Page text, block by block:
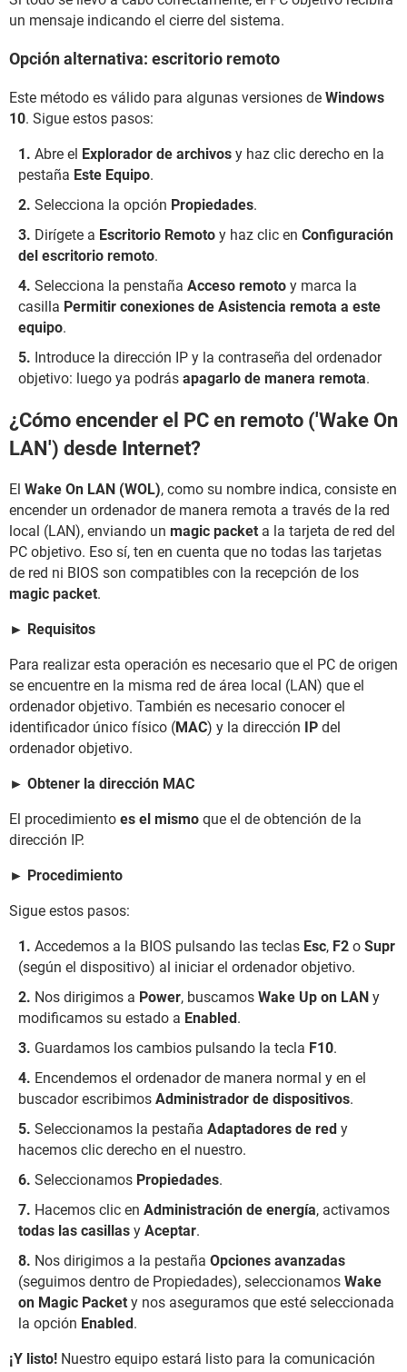
un mensaje indicando el cierre del sistema.
Opción alternativa: escritorio remoto
Este método es válido para algunas versiones de Windows
10. Sigue estos pasos:
Abre el Explorador de archivos y haz clic derecho en la
pestaña Este Equipo.
Selecciona la opción Propiedades.
Dirígete a Escritorio Remoto y haz clic en Configuración
del escritorio remoto.
Selecciona la penstaña Acceso remoto y marca la
casilla Permitir conexiones de Asistencia remota a este
equipo.
Introduce la dirección IP y la contraseña del ordenador
objetivo: luego ya podrás apagarlo de manera remota.
¿Cómo encender el PC en remoto ('Wake On
LAN') desde Internet?
El Wake On LAN (WOL), como su nombre indica, consiste en
encender un ordenador de manera remota a través de la red
local (LAN), enviando un magic packet a la tarjeta de red del
PC objetivo. Eso sí, ten en cuenta que no todas las tarjetas
de red ni BIOS son compatibles con la recepción de los
magic packet.
► Requisitos
Para realizar esta operación es necesario que el PC de origen
se encuentre en la misma red de área local (LAN) que el
ordenador objetivo. También es necesario conocer el
identificador único físico (MAC) y la dirección IP del
ordenador objetivo.
► Obtener la dirección MAC
El procedimiento es el mismo que el de obtención de la
dirección IP.
► Procedimiento
Sigue estos pasos:
Accedemos a la BIOS pulsando las teclas Esc, F2 o Supr
(según el dispositivo) al iniciar el ordenador objetivo.
Nos dirigimos a Power, buscamos Wake Up on LAN y
modificamos su estado a Enabled.
Guardamos los cambios pulsando la tecla F10.
Encendemos el ordenador de manera normal y en el
buscador escribimos Administrador de dispositivos.
Seleccionamos la pestaña Adaptadores de red y
hacemos clic derecho en el nuestro.
Seleccionamos Propiedades.
Hacemos clic en Administración de energía, activamos
todas las casillas y Aceptar.
Nos dirigimos a la pestaña Opciones avanzadas
(seguimos dentro de Propiedades), seleccionamos Wake
on Magic Packet y nos aseguramos que esté seleccionada
la opción Enabled.
¡Y listo! Nuestro equipo estará listo para la comunicación